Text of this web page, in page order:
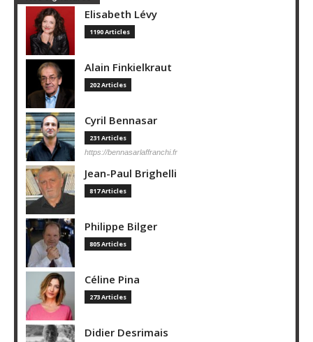
Elisabeth Lévy
1190 Articles
Alain Finkielkraut
202 Articles
Cyril Bennasar
231 Articles
https://bennasarlaffranchi.fr
Jean-Paul Brighelli
817 Articles
Philippe Bilger
805 Articles
Céline Pina
273 Articles
Didier Desrimais